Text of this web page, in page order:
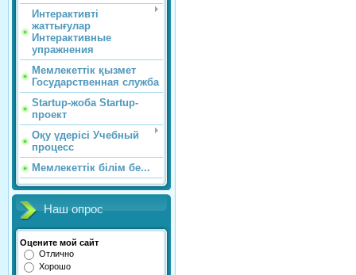
Интерактивті
жаттығулар
Интерактивные
упражнения
Мемлекеттік қызмет
Государственная служба
Startup-жоба Startup-
проект
Оқу үдерісі Учебный
процесс
Мемлекеттік білім бе...
Наш опрос
Оцените мой сайт
Отлично
Хорошо